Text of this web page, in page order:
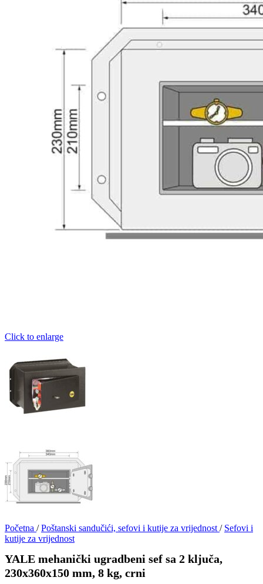
Click to enlarge
Početna / Poštanski sandučići, sefovi i kutije za vrijednost / Sefovi i
kutije za vrijednost
YALE mehanički ugradbeni sef sa 2 ključa,
230x360x150 mm, 8 kg, crni